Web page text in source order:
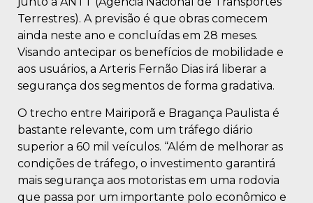
Terrestres). A previsão é que obras comecem
ainda neste ano e concluídas em 28 meses.
Visando antecipar os benefícios de mobilidade e
aos usuários, a Arteris Fernão Dias irá liberar a
segurança dos segmentos de forma gradativa.
O trecho entre Mairiporã e Bragança Paulista é
bastante relevante, com um tráfego diário
superior a 60 mil veículos. “Além de melhorar as
condições de tráfego, o investimento garantirá
mais segurança aos motoristas em uma rodovia
que passa por um importante polo econômico e